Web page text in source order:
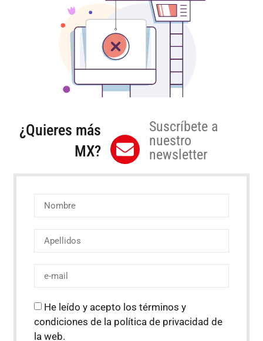
¿Quieres más
MX?
Suscríbete a
nuestro
newsletter
He leído y acepto los términos y
condiciones de la política de privacidad de
la web.